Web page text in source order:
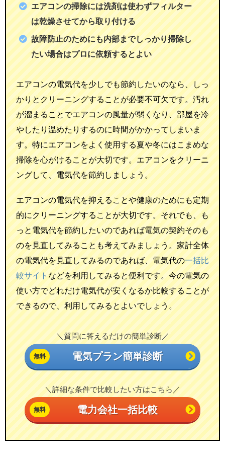
エアコンの掃除には洗剤は使わずフィルター
は乾燥させてから取り付ける
故障防止のためにも内部までしっかり掃除し
たい場合はプロに依頼するとよい
エアコンの電気代を少しでも節約したいのなら、しっ
かりとクリーニングすることが必要不可欠です。汚れ
が溜まることでエアコンの風量が弱くなり、部屋を冷
やしたり温めたりするのに時間がかかってしまいま
す。特にエアコンをよく使用する夏や冬にはこまめな
掃除を心がけることが大切です。エアコンをクリーニ
ングして、電気代を節約しましょう。
エアコンの電気代を抑えることや健康のためにも定期
的にクリーニングすることが大切です。それでも、も
っと電気代を節約したいのであれば電気の契約そのも
のを見直してみることも考えてみましょう。家計全体
の電気代を見直してみるのであれば、電気代の一括比
較サイトなどを利用してみると便利です。今の電気の
使い方でどれだけ電気代が安くなるか比較することが
できるので、利用してみるとよいでしょう。
＼質問に答えるだけの簡単診断／
電気プラン簡単診断
＼詳細な条件で比較したい方はこちら／
電力会社一括比較